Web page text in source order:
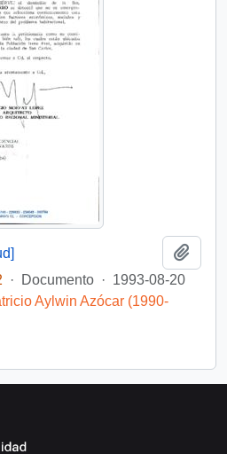
· Documento · 1993-08-20
Aylwin Azócar (1990-